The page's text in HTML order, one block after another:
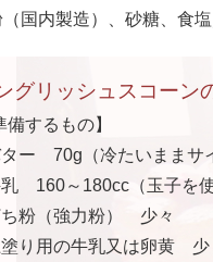
国内製造）、砂糖、食
グリッシュスコーン
備するもの】
ー 70g（冷たいままサ
160～180cc（玉子を
粉（強力粉） 少々
り用の牛乳又は卵黄 少